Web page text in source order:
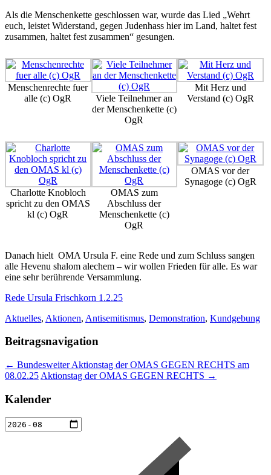
Als die Menschenkette geschlossen war, wurde das Lied „Wehrt
euch, leistet Widerstand, gegen Judenhass hier im Land, haltet fest
zusammen, haltet fest zusammen“ gesungen.
Menschenrechte fuer
alle (c) OgR
Viele Teilnehmer an
der Menschenkette (c)
OgR
Mit Herz und
Verstand (c) OgR
Charlotte Knobloch
spricht zu den OMAS
kl (c) OgR
OMAS zum
Abschluss der
Menschenkette (c)
OgR
OMAS vor der
Synagoge (c) OgR
Danach hielt OMA Ursula F. eine Rede und zum Schluss sangen
alle Hevenu shalom alechem – wir wollen Frieden für alle. Es war
eine sehr berührende Versammlung.
Rede Ursula Frischkorn 1.2.25
Aktuelles, Aktionen, Antisemitismus, Demonstration, Kundgebung
Beitragsnavigation
← Bundesweiter Aktionstag der OMAS GEGEN RECHTS am
08.02.25 Aktionstag der OMAS GEGEN RECHTS →
Kalender